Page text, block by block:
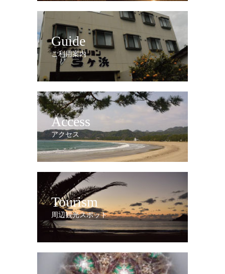
Guide
ご利用案内
Access
アクセス
Tourism
周辺観光スポット